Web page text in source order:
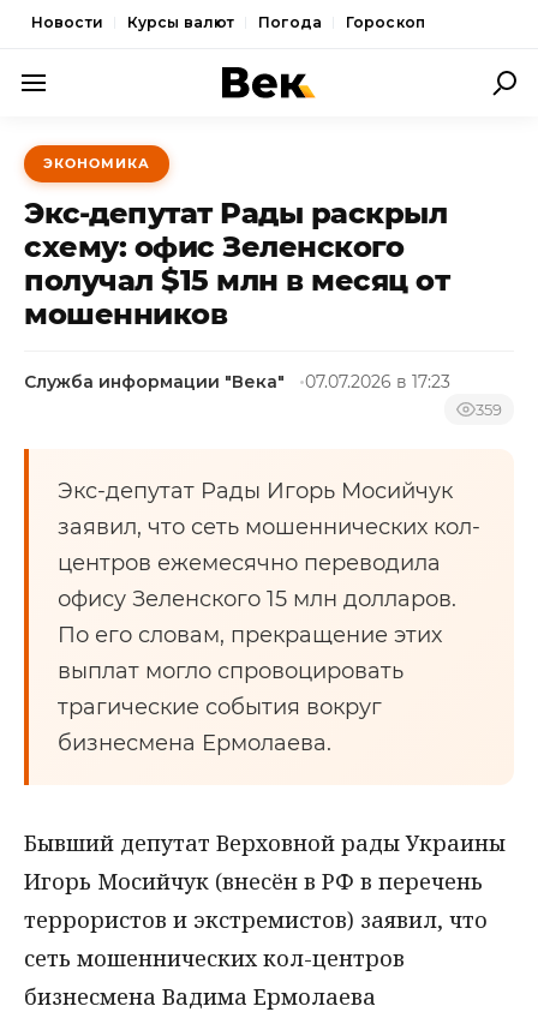
Новости Курсы валют Погода Гороскоп
ПОЛИТИКА
ЭКОНОМИКА
ОБЩЕСТВО
СПОРТ
КУЛЬТУРА
НОВОСТИ
ЭКОНОМИКА
Экс-депутат Рады раскрыл
схему: офис Зеленского
получал $15 млн в месяц от
мошенников
Служба информации "Века" 07.07.2026 в 17:23
359
Экс-депутат Рады Игорь Мосийчук
заявил, что сеть мошеннических кол-
центров ежемесячно переводила
офису Зеленского 15 млн долларов.
По его словам, прекращение этих
выплат могло спровоцировать
трагические события вокруг
бизнесмена Ермолаева.
Бывший депутат Верховной рады Украины
Игорь Мосийчук (внесён в РФ в перечень
террористов и экстремистов) заявил, что
сеть мошеннических кол-центров
бизнесмена Вадима Ермолаева